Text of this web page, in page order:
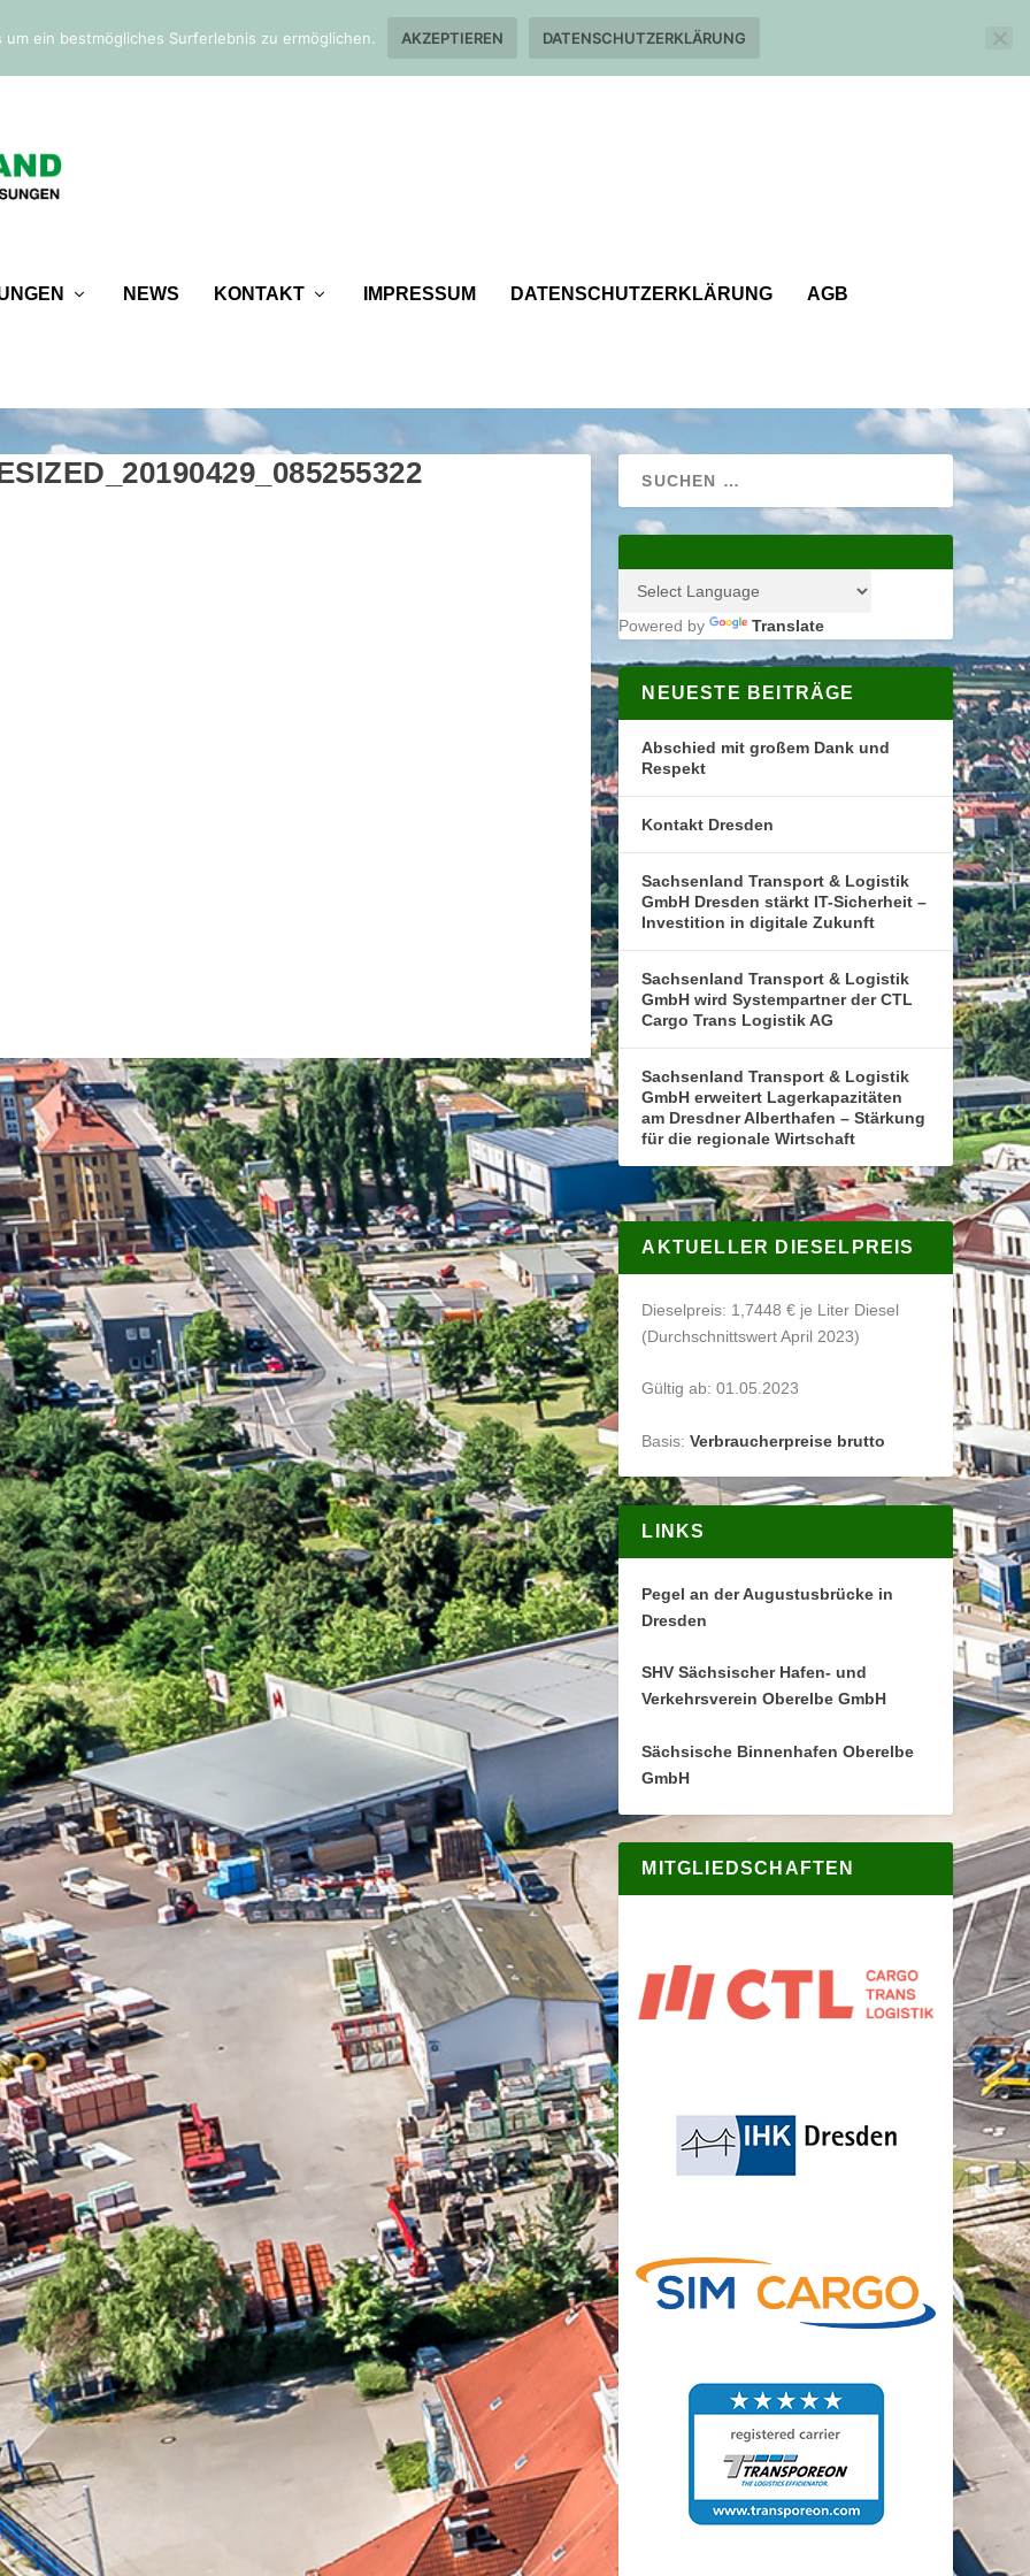
NEWS KONTAKT IMPRESSUM DATENSCHUTZERKLÄRUNG AGB
Powered by Translate
NEUESTE BEITRÄGE
Abschied mit großem Dank und
Respekt
Kontakt Dresden
Sachsenland Transport & Logistik
GmbH Dresden stärkt IT-Sicherheit –
Investition in digitale Zukunft
Sachsenland Transport & Logistik
GmbH wird Systempartner der CTL
Cargo Trans Logistik AG
Sachsenland Transport & Logistik
GmbH erweitert Lagerkapazitäten
am Dresdner Alberthafen – Stärkung
für die regionale Wirtschaft
AKTUELLER DIESELPREIS
Dieselpreis: 1,7448 € je Liter Diesel
(Durchschnittswert April 2023)
Gültig ab: 01.05.2023
Basis:Verbraucherpreise brutto
LINKS
Pegel an der Augustusbrücke in
Dresden
SHV Sächsischer Hafen- und
Verkehrsverein Oberelbe GmbH
Sächsische Binnenhafen Oberelbe
GmbH
MITGLIEDSCHAFTEN
ein bestmögliches Surferlebnis zu ermöglichen. AKZEPTIEREN DATENSCHUTZERKLÄRUNG